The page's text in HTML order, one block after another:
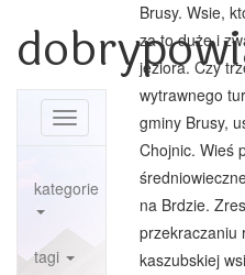
Toggle
navigation
kategorie
tagi
Brusy. Wsie,
za to duże i
jeziora. Czy
wytrawnego
gminy Brusy,
Chojnic. Wieś
na Brdzie.
przekraczaniu
kaszubskiej